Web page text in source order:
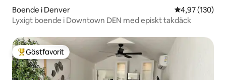
Boende i Denver 4,97 av 5 i
4,97 (130)
Lyxigt boende i Downtown DEN med episkt takdäck
Populär gästfavorit
Gästfavorit